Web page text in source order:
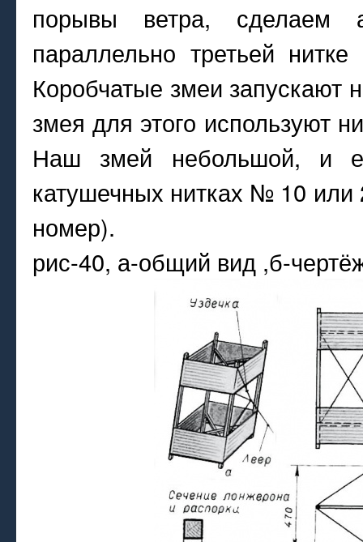
порывы ветра, сделаем
параллельно третьей
Коробчатые змеи запускают
змея для этого используют
Наш змей небольшой, и
катушечных нитках № 10
номер).
рис-40, а-общий вид ,б-